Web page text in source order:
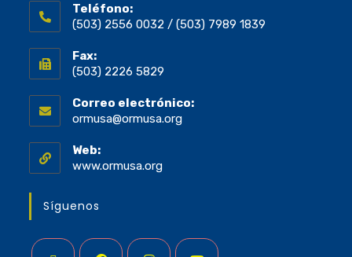
Teléfono:
(503) 2556 0032 / (503) 7989 1839
Fax:
(503) 2226 5829
Correo electrónico:
ormusa@ormusa.org
Web:
www.ormusa.org
Síguenos